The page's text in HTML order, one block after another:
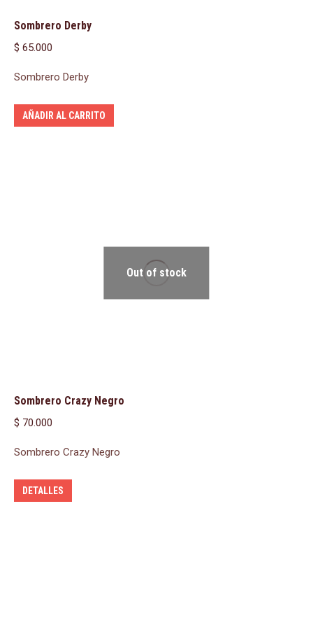
Sombrero Derby
$ 65.000
Sombrero Derby
AÑADIR AL CARRITO
Out of stock
Sombrero Crazy Negro
$ 70.000
Sombrero Crazy Negro
DETALLES